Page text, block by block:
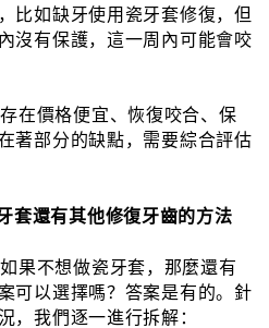
比如缺牙使用瓷牙套修復，但
沒有保護，這一周內可能會咬
在價格便宜、恢復咬合、保
著部分的缺點，需要綜合評估
套還有其他修復牙齒的方法
果不想做瓷牙套，那麼還有
可以選擇嗎？答案是有的。針
，我們逐一進行拆解：